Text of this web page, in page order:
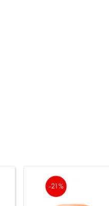
še posebej po
količina izdelka za zaščito
tudi če ste nanesli